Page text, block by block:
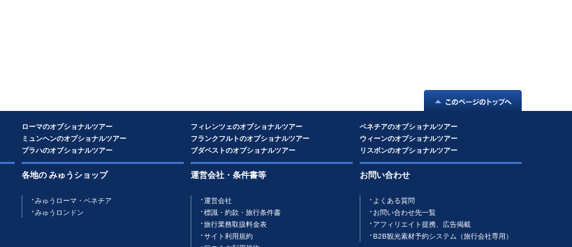
ローマのオプショナルツアー
ミュンヘンのオプショナルツアー
プラハのオプショナルツアー
フィレンツェのオプショナルツアー
フランクフルトのオプショナルツアー
ブダペストのオプショナルツアー
ベネチアのオプショナルツアー
ウィーンのオプショナルツアー
リスボンのオプショナルツアー
各地の みゅうショップ
みゅうローマ・ベネチア
みゅうロンドン
運営会社・条件書等
運営会社
標識・約款・旅行条件書
旅行業務取扱料金表
サイト利用規約
お問い合わせ
よくある質問
お問い合わせ先一覧
アフィリエイト提携、広告掲載
B2B観光素材予約システム（旅行会社専用）